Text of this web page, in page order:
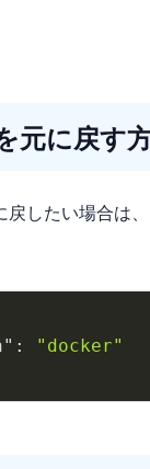
元に戻す
したい場合は、
:
"docker"